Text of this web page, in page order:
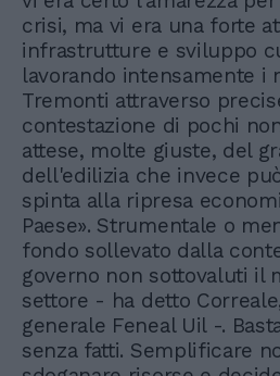
crisi, ma vi era una forte
infrastrutture e sviluppo
lavorando intensamente i
Tremonti attraverso
contestazione di pochi
attese, molte giuste, del
dell'edilizia che invece
spinta alla ripresa
Paese». Strumentale o
fondo sollevato dalla
governo non sottovaluti il
settore - ha detto
generale Feneal Uil -.
senza fatti. Semplificare